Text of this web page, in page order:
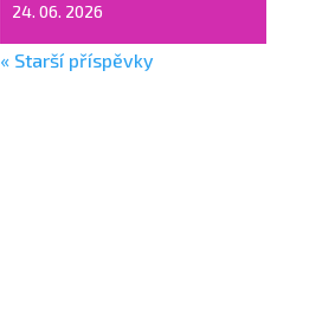
24. 06. 2026
« Starší příspěvky